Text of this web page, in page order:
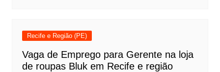
Recife e Região (PE)
Vaga de Emprego para Gerente na loja
de roupas Bluk em Recife e região